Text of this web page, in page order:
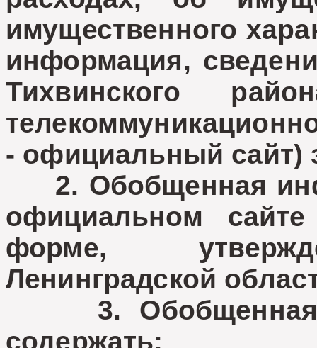
имущественного
информация,
Тихвинского
- официальный сайт)
2. Обобщенная
официальном
форме,
Ленинградской
3. Обобщенная
содержать: